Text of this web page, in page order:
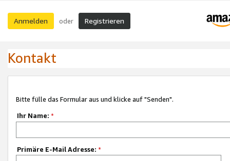
Anmelden oder Registrieren
Kontakt
Bitte fülle das Formular aus und klicke auf "Senden".
Ihr Name: *
Primäre E-Mail Adresse: *